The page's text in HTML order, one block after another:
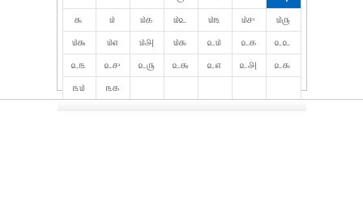
௯
௰ ௰௧ ௰௨ ௰௩ ௰௪
௰௫
௰௬
௰௭ ௰௮ ௰௯ ௨௰ ௨௧
௨௨
௨௩
௨௪ ௨௫ ௨௬ ௨௭ ௨௮
௨௯
௩௰
௩௧